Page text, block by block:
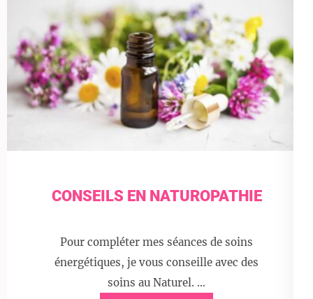
CONSEILS EN NATUROPATHIE
Pour compléter mes séances de soins
énergétiques, je vous conseille avec des
soins au Naturel. …